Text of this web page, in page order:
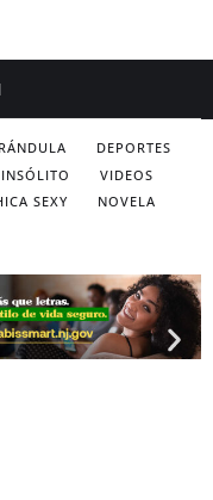
DEPORTES
INSÓLITO
VIDEOS
SEXY NOVELA